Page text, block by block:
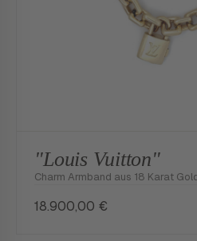
"Louis Vuitton"
Charm Armband aus 18 Karat
18.900,00 €